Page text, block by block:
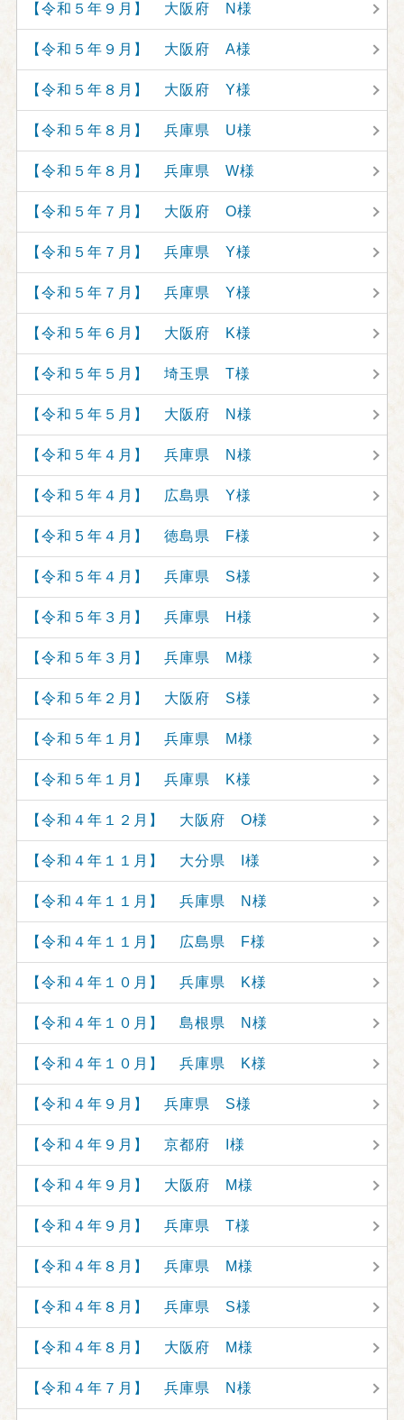
【令和５年９月】 大阪府 N様
【令和５年９月】 大阪府 A様
【令和５年８月】 大阪府 Y様
【令和５年８月】 兵庫県 U様
【令和５年８月】 兵庫県 W様
【令和５年７月】 大阪府 O様
【令和５年７月】 兵庫県 Y様
【令和５年７月】 兵庫県 Y様
【令和５年６月】 大阪府 K様
【令和５年５月】 埼玉県 T様
【令和５年５月】 大阪府 N様
【令和５年４月】 兵庫県 N様
【令和５年４月】 広島県 Y様
【令和５年４月】 徳島県 F様
【令和５年４月】 兵庫県 S様
【令和５年３月】 兵庫県 H様
【令和５年３月】 兵庫県 M様
【令和５年２月】 大阪府 S様
【令和５年１月】 兵庫県 M様
【令和５年１月】 兵庫県 K様
【令和４年１２月】 大阪府 O様
【令和４年１１月】 大分県 I様
【令和４年１１月】 兵庫県 N様
【令和４年１１月】 広島県 F様
【令和４年１０月】 兵庫県 K様
【令和４年１０月】 島根県 N様
【令和４年１０月】 兵庫県 K様
【令和４年９月】 兵庫県 S様
【令和４年９月】 京都府 I様
【令和４年９月】 大阪府 M様
【令和４年９月】 兵庫県 T様
【令和４年８月】 兵庫県 M様
【令和４年８月】 兵庫県 S様
【令和４年８月】 大阪府 M様
【令和４年７月】 兵庫県 N様